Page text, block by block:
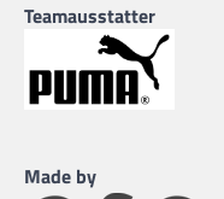
Teamausstatter
Made by